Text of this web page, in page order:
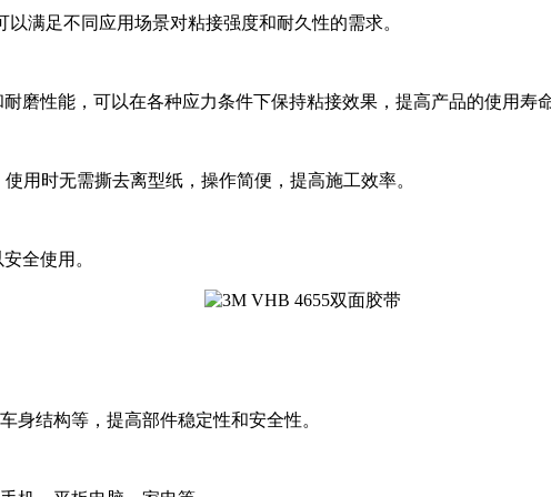
满足不同应用场景对粘接强度和耐久性的需求。
磨性能，可以在各种应力条件下保持粘接效果，提高产品的使用寿
用时无需撕去离型纸，操作简便，提高施工效率。
全使用。
身结构等，提高部件稳定性和安全性。